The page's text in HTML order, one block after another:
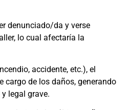
denunciado/da y verse
lo cual afectaría la
accidente, etc.), el
cargo de los daños, generando
legal grave.